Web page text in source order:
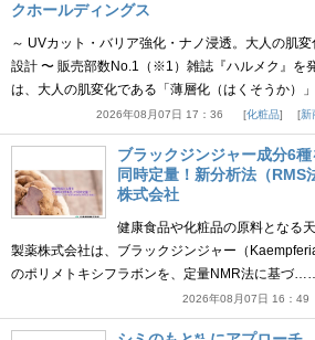
クホールディングス
～ UVカット・バリア強化・ナノ浸透。大人の肌
設計 〜 販売部数No.1（※1）雑誌『ハルメク』を
は、大人の肌変化である「薄層化（はくそうか
2026年08月07日 17：36 化粧品 新
ブラックジンジャー成分6
同時定量！新分析法（RMS
株式会社
健康食品や化粧品の原料となる
製薬株式会社は、ブラックジンジャー（
のポリメトキシフラボンを、定量NMR法に基づ
2026年08月07日 16：49